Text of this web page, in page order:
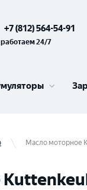
+7 (812) 564-54-91
работаем 24/7
Масло моторное